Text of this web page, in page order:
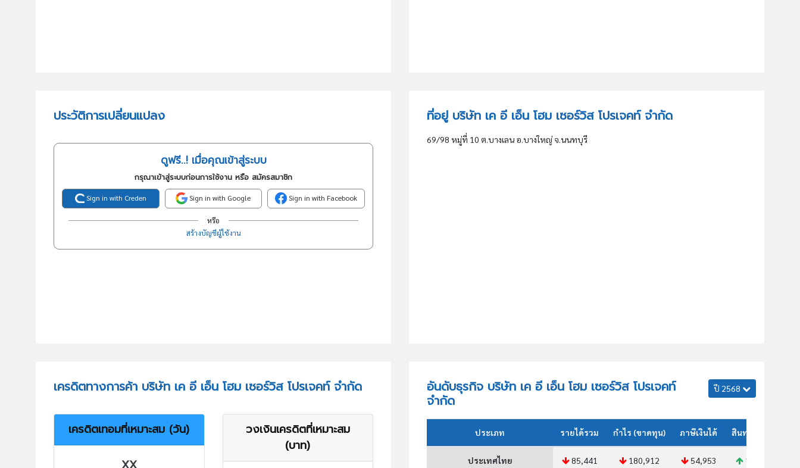
ประวัติการเปลี่ยนแปลง
ดูฟรี..! เมื่อคุณเข้าสู่ระบบ
กรุณาเข้าสู่ระบบก่อนการใช้งาน หรือ สมัครสมาชิก
Sign in with Creden Sign in with Google Sign in with Facebook
หรือ
สร้างบัญชีผู้ใช้งาน
ที่อยู่ บริษัท เค อี เอ็น โฮม เซอร์วิส โปรเจคท์ จำกัด
69/98 หมู่ที่ 10 ต.บางเลน อ.บางใหญ่ จ.นนทบุรี
เครดิตทางการค้า บริษัท เค อี เอ็น โฮม เซอร์วิส โปรเจคท์ จำกัด
เครดิตเทอมที่เหมาะสม (วัน)
วงเงินเครดิตที่เหมาะสม
(บาท)
อันดับธุรกิจ บริษัท เค อี เอ็น โฮม เซอร์วิส โปรเจคท์
จำกัด
ปี 2568
ประเภท รายได้รวม กำไร (ขาดทุน) ภาษีเงินได้ สินทรัพย์รวม
ประเทศไทย 85,441 180,912 54,953 109,464